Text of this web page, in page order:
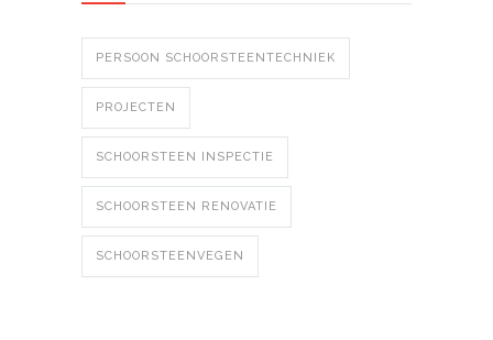
PERSOON SCHOORSTEENTECHNIEK
PROJECTEN
SCHOORSTEEN INSPECTIE
SCHOORSTEEN RENOVATIE
SCHOORSTEENVEGEN